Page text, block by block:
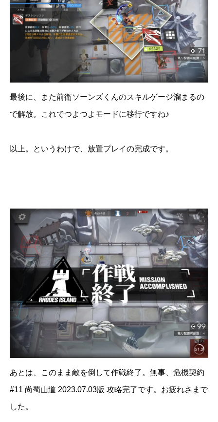
最後に、また前衛ソーンズくんのスキルゲージ溜まるの
で解放。これでつよつよモードに移行ですね♪
以上。というわけで、放置プレイの完成です。
あとは、このまま敵を倒して作戦終了。無事、危機契約
#11 尚蜀山道 2023.07.03版 攻略完了です。お疲れさまで
した。